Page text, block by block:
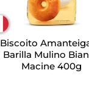
Biscoito
Barilla Mulino
Macine 400g